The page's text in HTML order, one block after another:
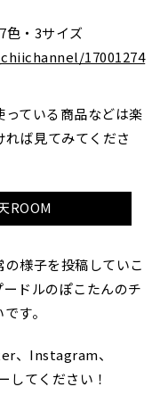
色・3サイズ
17001274
ている商品などは楽
ば見てみてくださ
ROOM
様子を投稿していこ
ドルのぽこたんのチ
す。
、Instagram、
してください！